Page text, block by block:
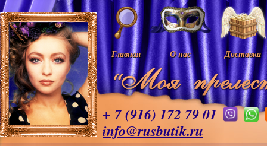
Главная О нас Доставка
+ 7 (916) 172 79 01
info@rusbutik.ru